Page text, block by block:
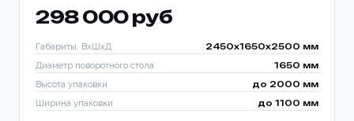
298 000 руб
Габариты, ВхШхД 2450х1650х2500 мм
Диаметр поворотного стола 1650 мм
Высота упаковки до 2000 мм
Ширина упаковки до 1100 мм